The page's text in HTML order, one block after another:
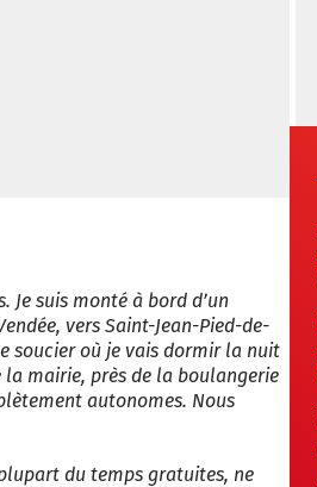
Je suis monté à bord d’un
vers Saint-Jean-Pied-de-
soucier où je vais dormir la nuit
mairie, près de la boulangerie
autonomes. Nous
du temps gratuites, ne